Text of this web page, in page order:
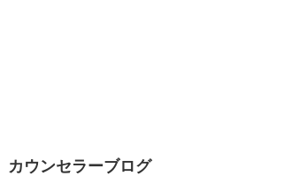
カウンセラーブログ